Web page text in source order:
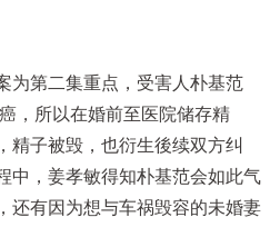
为第二集重点，受害人朴基范
，所以在婚前至医院储存精
精子被毁，也衍生後续双方纠
中，姜孝敏得知朴基范会如此气
还有因为想与车祸毁容的未婚妻